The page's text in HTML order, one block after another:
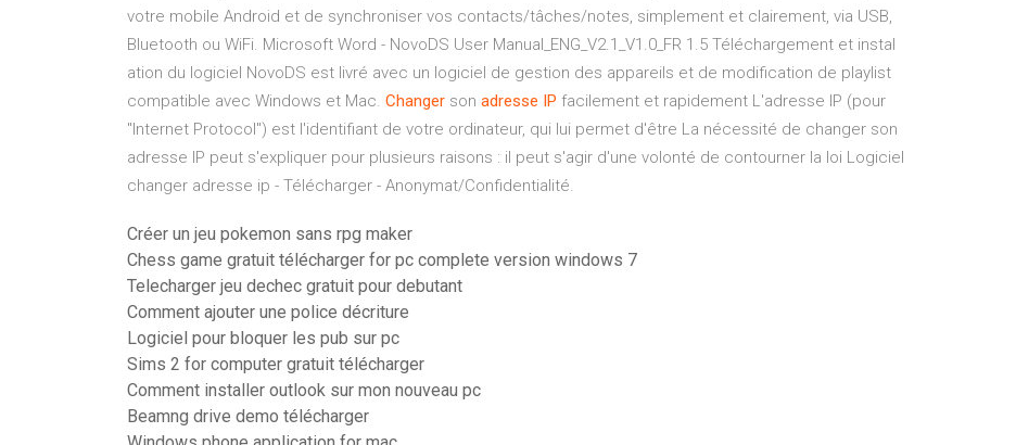
votre mobile Android et de synchroniser vos contacts/tâches/notes, simplement et clairement, via USB,
Bluetooth ou WiFi. Microsoft Word - NovoDS User Manual_ENG_V2.1_V1.0_FR 1.5 Téléchargement et instal
ation du logiciel NovoDS est livré avec un logiciel de gestion des appareils et de modification de playlist
compatible avec Windows et Mac. Changer son adresse IP facilement et rapidement L'adresse IP (pour
"Internet Protocol") est l'identifiant de votre ordinateur, qui lui permet d'être La nécessité de changer son
adresse IP peut s'expliquer pour plusieurs raisons : il peut s'agir d'une volonté de contourner la loi Logiciel
changer adresse ip - Télécharger - Anonymat/Confidentialité.
Créer un jeu pokemon sans rpg maker
Chess game gratuit télécharger for pc complete version windows 7
Telecharger jeu dechec gratuit pour debutant
Comment ajouter une police décriture
Logiciel pour bloquer les pub sur pc
Sims 2 for computer gratuit télécharger
Comment installer outlook sur mon nouveau pc
Beamng drive demo télécharger